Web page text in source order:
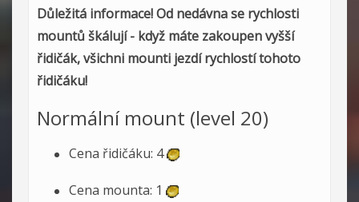
Důležitá informace! Od nedávna se rychlosti
mountů škálují - když máte zakoupen vyšší
řidičák, všichni mounti jezdí rychlostí tohoto
řidičáku!
Normální mount (level 20)
Cena řidičáku: 4
Cena mounta: 1